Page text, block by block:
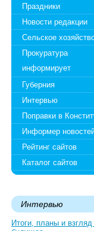
Праздники
Новости редакции
Сельское
Прокуратура
информирует
Губерния
Интервью
Поправки в
Информер
Рейтинг сайтов
Каталог сайтов
Интервью
Итоги, планы и взгляд